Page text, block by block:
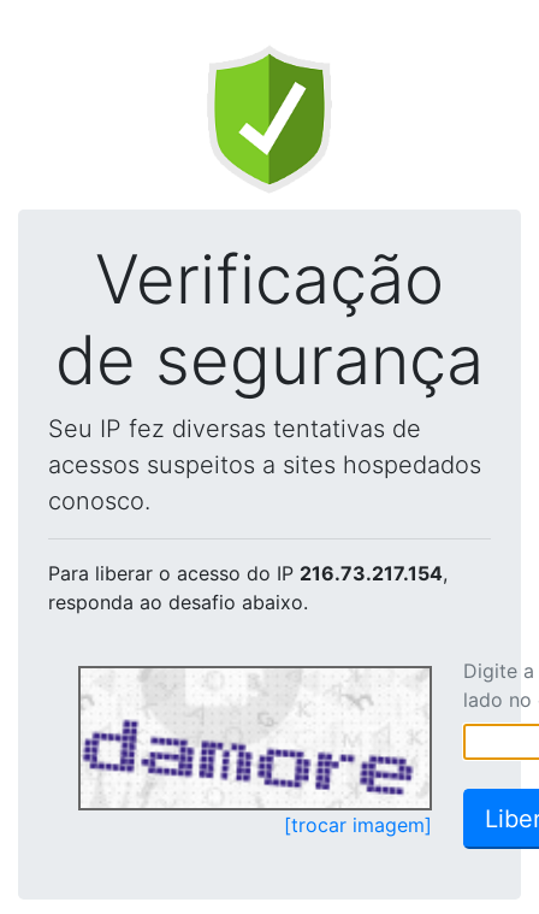
Verificação
de segurança
Seu IP fez diversas tentativas de
acessos suspeitos a sites hospedados
conosco.
Para liberar o acesso do IP 216.73.217.154,
responda ao desafio abaixo.
[trocar imagem]
Digite
lado no